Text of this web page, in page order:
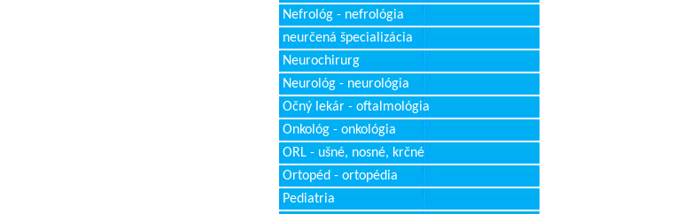
Nefrológ - nefrológia
neurčená špecializácia
Neurochirurg
Neurológ - neurológia
Očný lekár - oftalmológia
Onkológ - onkológia
ORL - ušné, nosné, krčné
Ortopéd - ortopédia
Pediatria